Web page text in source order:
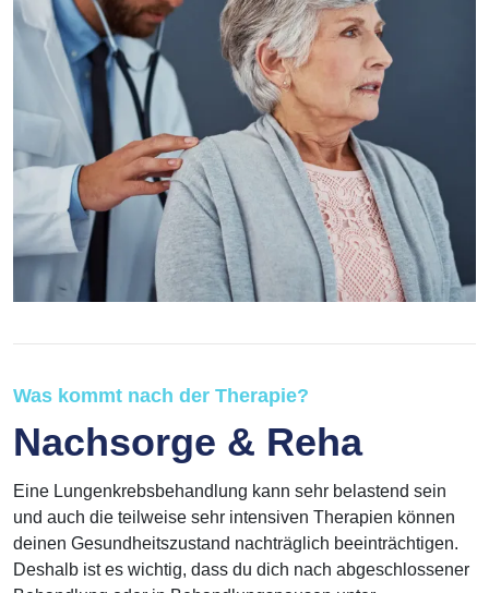
Was kommt nach der Therapie?
Nachsorge & Reha
Eine Lungenkrebsbehandlung kann sehr belastend sein
und auch die teilweise sehr intensiven Therapien können
deinen Gesundheitszustand nachträglich beeinträchtigen.
Deshalb ist es wichtig, dass du dich nach abgeschlossener